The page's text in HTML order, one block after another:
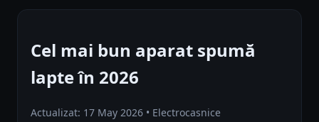
Cel mai bun aparat spumă
lapte în 2026
Actualizat: 17 May 2026 • Electrocasnice